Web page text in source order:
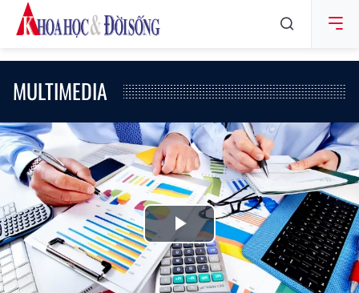
MULTIMEDIA
Play
Video